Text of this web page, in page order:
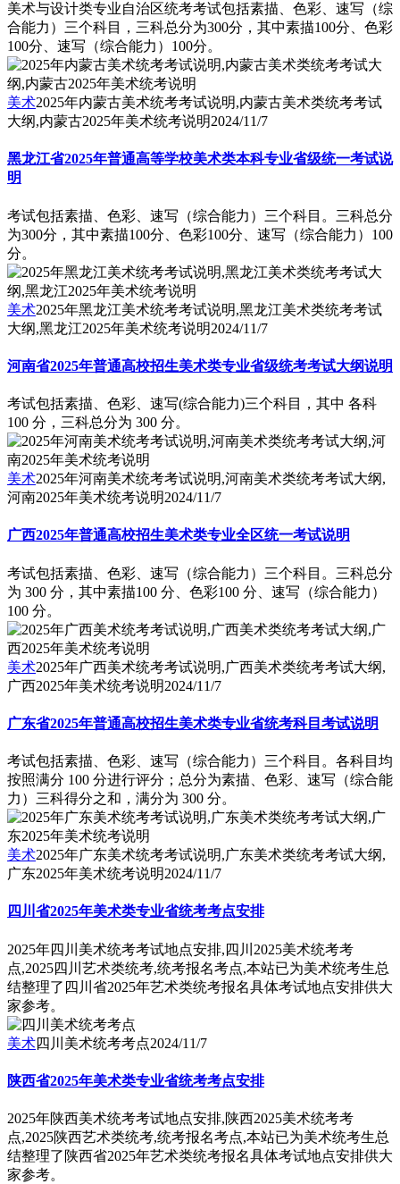
美术与设计类专业自治区统考考试包括素描、色彩、速写（综
合能力）三个科目，三科总分为300分，其中素描100分、色彩
100分、速写（综合能力）100分。
美术2025年内蒙古美术统考考试说明,内蒙古美术类统考考试
大纲,内蒙古2025年美术统考说明2024/11/7
黑龙江省2025年普通高等学校美术类本科专业省级统一考试说
明
考试包括素描、色彩、速写（综合能力）三个科目。三科总分
为300分，其中素描100分、色彩100分、速写（综合能力）100
分。
美术2025年黑龙江美术统考考试说明,黑龙江美术类统考考试
大纲,黑龙江2025年美术统考说明2024/11/7
河南省2025年普通高校招生美术类专业省级统考考试大纲说明
考试包括素描、色彩、速写(综合能力)三个科目，其中 各科
100 分，三科总分为 300 分。
美术2025年河南美术统考考试说明,河南美术类统考考试大纲,
河南2025年美术统考说明2024/11/7
广西2025年普通高校招生美术类专业全区统一考试说明
考试包括素描、色彩、速写（综合能力）三个科目。三科总分
为 300 分，其中素描100 分、色彩100 分、速写（综合能力）
100 分。
美术2025年广西美术统考考试说明,广西美术类统考考试大纲,
广西2025年美术统考说明2024/11/7
广东省2025年普通高校招生美术类专业省统考科目考试说明
考试包括素描、色彩、速写（综合能力）三个科目。各科目均
按照满分 100 分进行评分；总分为素描、色彩、速写（综合能
力）三科得分之和，满分为 300 分。
美术2025年广东美术统考考试说明,广东美术类统考考试大纲,
广东2025年美术统考说明2024/11/7
四川省2025年美术类专业省统考考点安排
2025年四川美术统考考试地点安排,四川2025美术统考考
点,2025四川艺术类统考,统考报名考点,本站已为美术统考生总
结整理了四川省2025年艺术类统考报名具体考试地点安排供大
家参考。
美术四川美术统考考点2024/11/7
陕西省2025年美术类专业省统考考点安排
2025年陕西美术统考考试地点安排,陕西2025美术统考考
点,2025陕西艺术类统考,统考报名考点,本站已为美术统考生总
结整理了陕西省2025年艺术类统考报名具体考试地点安排供大
家参考。